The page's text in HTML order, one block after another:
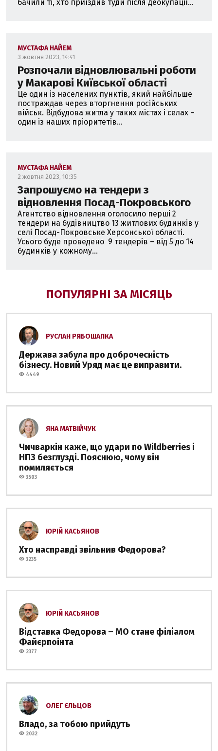
бачили ті, хто приїздив туди після деокупації...
МУСТАФА НАЙЕМ
3 жовтня 2023, 14:41
Розпочали відновлювальні роботи
у Макарові Київської області
Це один із населених пунктів, який найбільше
постраждав через вторгнення російських
військ. Відбудова житла у таких містах і селах –
один із наших пріоритетів...
МУСТАФА НАЙЕМ
2 жовтня 2023, 10:35
Запрошуємо на тендери з
відновлення Посад-Покровського
Агентство відновлення оголосило перші 2
тендери на будівництво 13 житлових будинків у
селі Посад-Покровське Херсонської області.
Усього буде проведено 9 тендерів – від 5 до 14
будинків у кожному...
ПОПУЛЯРНІ ЗА МІСЯЦЬ
РУСЛАН РЯБОШАПКА
Держава забула про доброчесність
бізнесу. Новий Уряд має це виправити.
4449
ЯНА МАТВІЙЧУК
Чичваркін каже, що удари по Wildberries і
НПЗ безглузді. Пояснюю, чому він
помиляється
3503
ЮРІЙ КАСЬЯНОВ
Хто насправді звільнив Федорова?
3235
ЮРІЙ КАСЬЯНОВ
Відставка Федорова – МО стане філіалом
Файєрпоінта
2377
ОЛЕГ ЄЛЬЦОВ
Владо, за тобою прийдуть
2032